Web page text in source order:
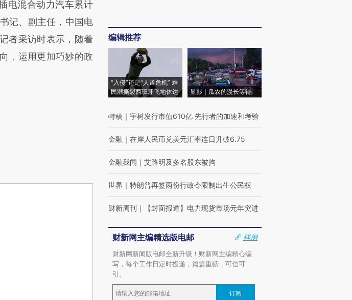
电混合动力汽车累计
记、副主任，中国电
者采访时表示，随着
，运用更加巧妙的政
编辑推荐
“入侵”还是“人道危机” 难
民潮撕裂西班牙飞地休达
显影｜瓜农的漫长等待
特稿 ｜ 宇树发行市值610亿 先行者的加速和考验
金融 ｜ 在岸人民币兑美元汇率连日升破6.75
金融我闻 ｜ 艾路明及多名股东被拘
世界 ｜ 特朗普再签两份行政令限制出生公民权
财新周刊 ｜ 【封面报道】电力现货市场元年突进
财新网主编精选版电邮
样例
财新网新闻版电邮全新升级！财新网主编精心编
写，每个工作日定时投递，篇篇重磅，可信可
引。
订阅